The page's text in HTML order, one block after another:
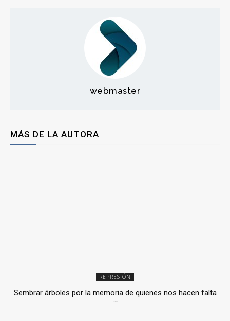
webmaster
MÁS DE LA AUTORA
REPRESIÓN
Sembrar árboles por la memoria de quienes nos hacen falta